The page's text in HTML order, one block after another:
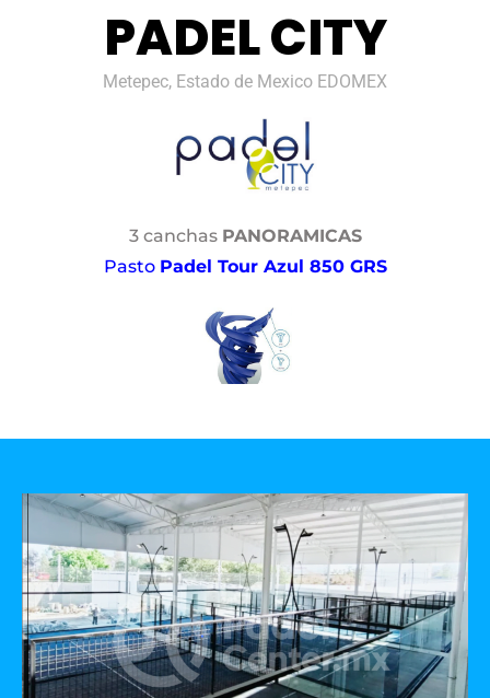
PADEL CITY
Metepec, Estado de Mexico EDOMEX
3 canchas PANORAMICAS
Pasto Padel Tour Azul 850 GRS